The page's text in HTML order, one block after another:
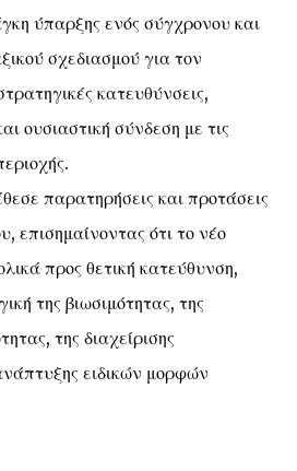
ύπαρξης ενός σύγχρονου και
σχεδιασμού για τον
κατευθύνσεις,
ουσιαστική σύνδεση με τις
παρατηρήσεις και προτάσεις
επισημαίνοντας ότι το νέο
προς θετική κατεύθυνση,
της βιωσιμότητας, της
της διαχείρισης
ειδικών μορφών